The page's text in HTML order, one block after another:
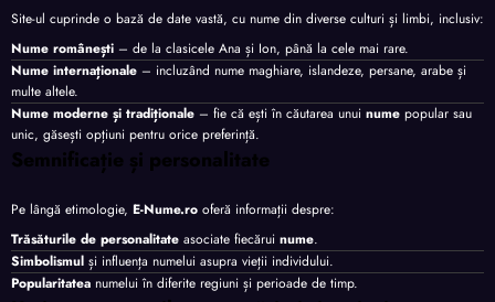
Site-ul cuprinde o bază de date vastă, cu nume din diverse culturi și limbi, inclusiv:
Nume românești – de la clasicele Ana și Ion, până la cele mai rare.
Nume internaționale – incluzând nume maghiare, islandeze, persane, arabe și
multe altele.
Nume moderne și tradiționale – fie că ești în căutarea unui nume popular sau
unic, găsești opțiuni pentru orice preferință.
Semnificație și personalitate
Pe lângă etimologie, E-Nume.ro oferă informații despre:
Trăsăturile de personalitate asociate fiecărui nume.
Simbolismul și influența numelui asupra vieții individului.
Popularitatea numelui în diferite regiuni și perioade de timp.